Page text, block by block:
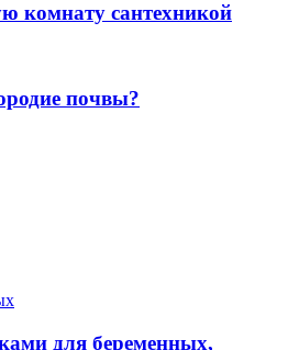
комнату сантехникой
почвы?
для беременных,